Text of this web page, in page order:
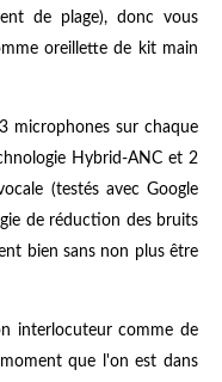
de plage), donc vous
oreillette de kit main
microphones sur chaque
Hybrid-ANC et 2
(testés avec Google
de réduction des bruits
bien sans non plus être
interlocuteur comme de
que l'on est dans